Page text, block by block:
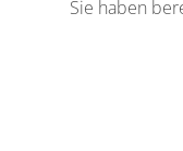
Sie haben